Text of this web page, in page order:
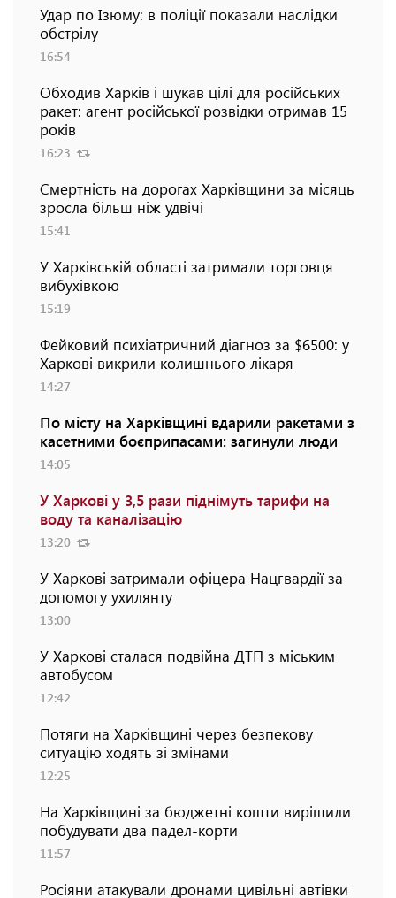
Удар по Ізюму: в поліції показали наслідки
обстрілу
16:54
Обходив Харків і шукав цілі для російських
ракет: агент російської розвідки отримав 15
років
16:23
Смертність на дорогах Харківщини за місяць
зросла більш ніж удвічі
15:41
У Харківській області затримали торговця
вибухівкою
15:19
Фейковий психіатричний діагноз за $6500: у
Харкові викрили колишнього лікаря
14:27
По місту на Харківщині вдарили ракетами з
касетними боєприпасами: загинули люди
14:05
У Харкові у 3,5 рази піднімуть тарифи на
воду та каналізацію
13:20
У Харкові затримали офіцера Нацгвардії за
допомогу ухилянту
13:00
У Харкові сталася подвійна ДТП з міським
автобусом
12:42
Потяги на Харківщині через безпекову
ситуацію ходять зі змінами
12:25
На Харківщині за бюджетні кошти вирішили
побудувати два падел-корти
11:57
Росіяни атакували дронами цивільні автівки